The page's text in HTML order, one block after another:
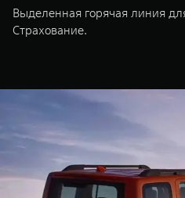
Масштаб возможностей
от 6 449 000 ₽
Выделенная горячая линия
Страхование.